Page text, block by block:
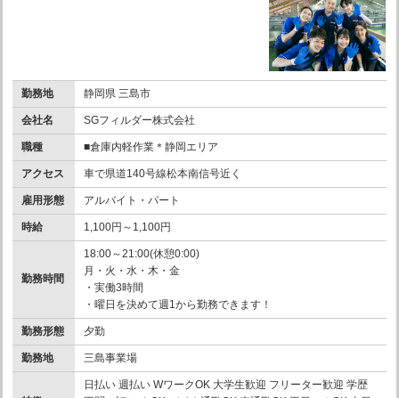
勤務地 静岡県 三島市
会社名 SGフィルダー株式会社
職種 ■倉庫内軽作業＊静岡エリア
アクセス 車で県道140号線松本南信号近く
雇用形態 アルバイト・パート
時給 1,100円～1,100円
勤務時間
18:00～21:00(休憩0:00)
月・火・水・木・金
・実働3時間
・曜日を決めて週1から勤務できます！
勤務形態 夕勤
勤務地 三島事業場
日払い 週払い WワークOK 大学生歓迎 フリーター歓迎 学歴